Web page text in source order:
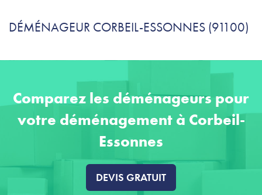
DÉMÉNAGEUR CORBEIL-ESSONNES (91100)
Comparez les déménageurs pour
votre déménagement à Corbeil-
Essonnes
DEVIS GRATUIT